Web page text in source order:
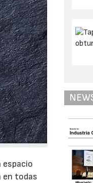
espacio
en todas